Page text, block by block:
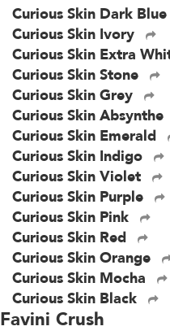
Curious Skin Dark Blue
Curious Skin Ivory
Curious Skin Extra
Curious Skin Stone
Curious Skin Grey
Curious Skin Absynthe
Curious Skin Emerald
Curious Skin Indigo
Curious Skin Violet
Curious Skin Purple
Curious Skin Pink
Curious Skin Red
Curious Skin Orange
Curious Skin Mocha
Curious Skin Black
Favini Crush